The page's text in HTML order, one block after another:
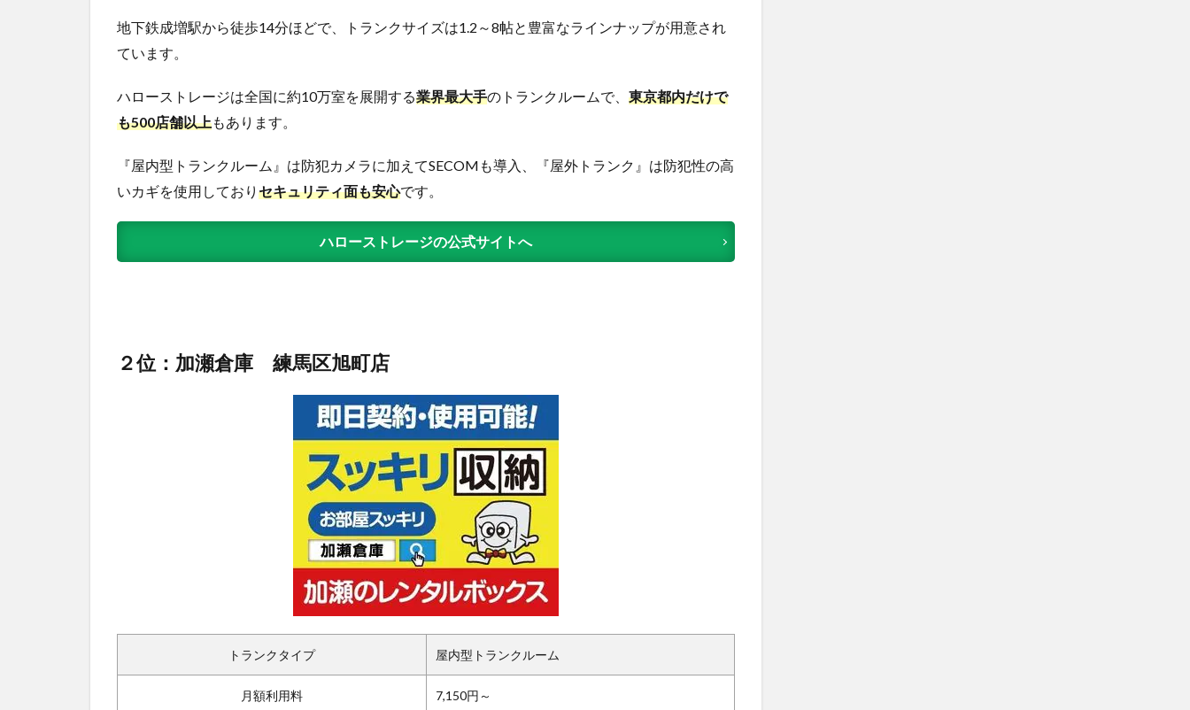
地下鉄成増駅から徒歩14分ほどで、トランクサイズは1.2～8帖と豊富なラインナップが用意され
ています。
ハローストレージは全国に約10万室を展開する業界最大手のトランクルームで、 東京都内だけで
も500店舗以上もあります。
『屋内型トランクルーム』は防犯カメラに加えてSECOMも導入、『屋外トランク』は防犯性の高
いカギを使用しており セキュリティ面も安心です。
ハローストレージの公式サイトへ
２位：加瀬倉庫 練馬区旭町店
トランクタイプ 屋内型トランクルーム
月額利用料 7,150円～